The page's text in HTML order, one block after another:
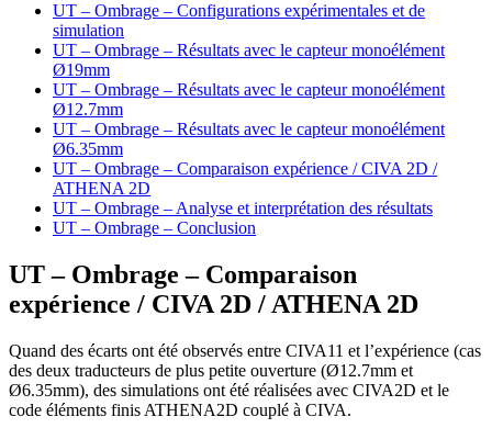
UT – Ombrage – Configurations expérimentales et de
simulation
UT – Ombrage – Résultats avec le capteur monoélément
Ø19mm
UT – Ombrage – Résultats avec le capteur monoélément
Ø12.7mm
UT – Ombrage – Résultats avec le capteur monoélément
Ø6.35mm
UT – Ombrage – Comparaison expérience / CIVA 2D /
ATHENA 2D
UT – Ombrage – Analyse et interprétation des résultats
UT – Ombrage – Conclusion
UT – Ombrage – Comparaison
expérience / CIVA 2D / ATHENA 2D
Quand des écarts ont été observés entre CIVA11 et l’expérience (cas
des deux traducteurs de plus petite ouverture (Ø12.7mm et
Ø6.35mm), des simulations ont été réalisées avec CIVA2D et le
code éléments finis ATHENA2D couplé à CIVA.